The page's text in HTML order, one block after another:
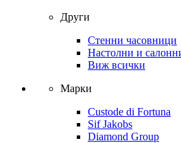
Други
Стенни часовници
Настолни и
Виж всички
Марки
Custode di Fortuna
Sif Jakobs
Diamond Group